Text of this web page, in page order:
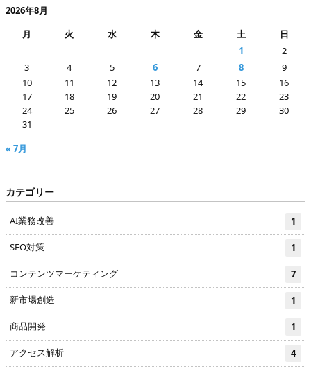
2026年8月
月
火 水 木 金 土
日
1
2
3
4 5 6 7 8
9
10
11 12 13 14 15
16
17
18 19 20 21 22
23
24
25 26 27 28 29
30
31
« 7月
カテゴリー
AI業務改善 1
SEO対策 1
コンテンツマーケティング 7
新市場創造 1
商品開発 1
アクセス解析 4